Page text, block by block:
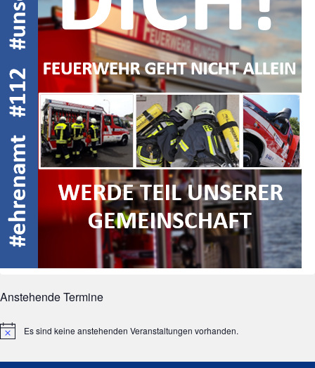
Anstehende Termine
HinweisEs sind keine anstehenden Veranstaltungen vorhanden.